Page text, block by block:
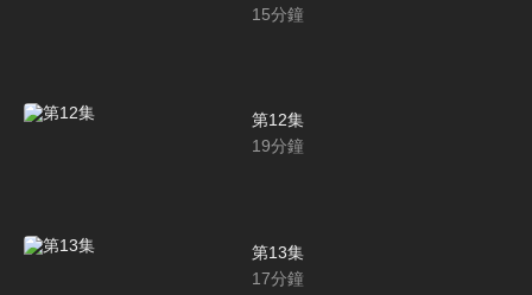
15分鐘
第12集
19分鐘
第13集
17分鐘